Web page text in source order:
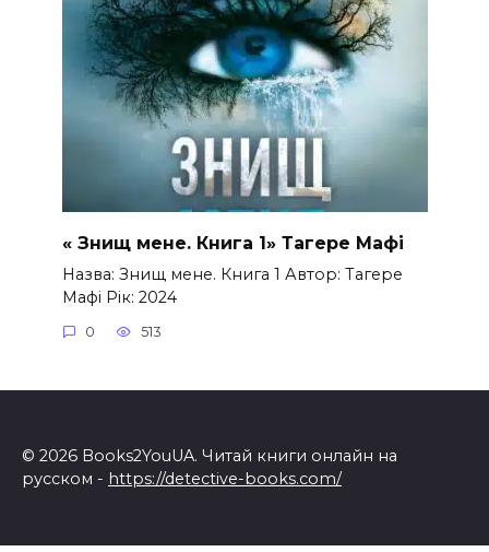
« Знищ мене. Книга 1» Тагере Мафі
Назва: Знищ мене. Книга 1 Автор: Тагере
Мафі Рік: 2024
0 513
© 2026 Books2YouUA. Читай книги онлайн на
русском - https://detective-books.com/